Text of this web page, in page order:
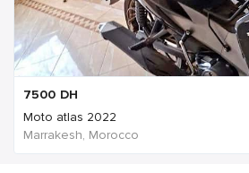
7500 DH
Moto atlas 2022
Marrakesh, Morocco